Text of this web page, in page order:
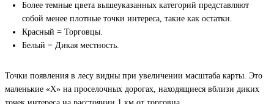
Более темные цвета вышеуказанных категорий представляют
собой менее плотные точки интереса, такие как остатки.
Красный = Торговцы.
Белый = Дикая местность.
Точки появления в лесу видны при увеличении масштаба карты. Это
маленькие «Х» на проселочных дорогах, находящиеся вблизи диких